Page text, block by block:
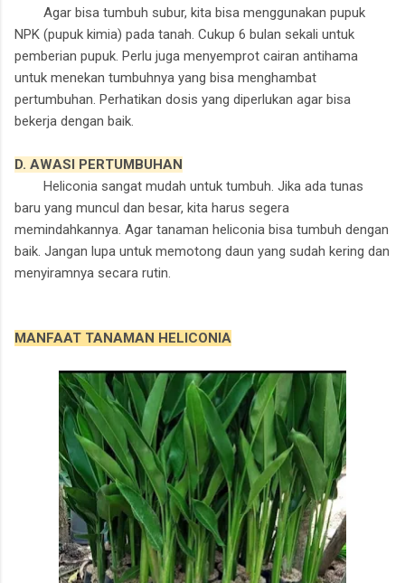
Agar bisa tumbuh subur, kita bisa menggunakan pupuk
NPK (pupuk kimia) pada tanah. Cukup 6 bulan sekali untuk
pemberian pupuk. Perlu juga menyemprot cairan antihama
untuk menekan tumbuhnya yang bisa menghambat
pertumbuhan. Perhatikan dosis yang diperlukan agar bisa
bekerja dengan baik.
D. AWASI PERTUMBUHAN
Heliconia sangat mudah untuk tumbuh. Jika ada tunas
baru yang muncul dan besar, kita harus segera
memindahkannya. Agar tanaman heliconia bisa tumbuh dengan
baik. Jangan lupa untuk memotong daun yang sudah kering dan
menyiramnya secara rutin.
MANFAAT TANAMAN HELICONIA